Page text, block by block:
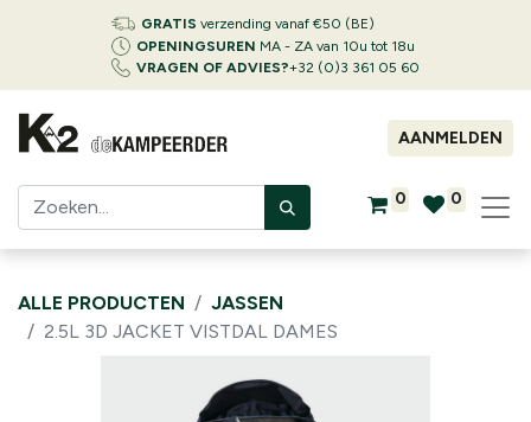
GRATIS verzending vanaf €50 (BE)
OPENINGSUREN MA - ZA van 10u tot 18u
VRAGEN OF ADVIES?+32 (0)3 361 05 60
AANMELDEN
0 0
ALLE PRODUCTEN
JASSEN
2.5L 3D JACKET VISTDAL DAMES